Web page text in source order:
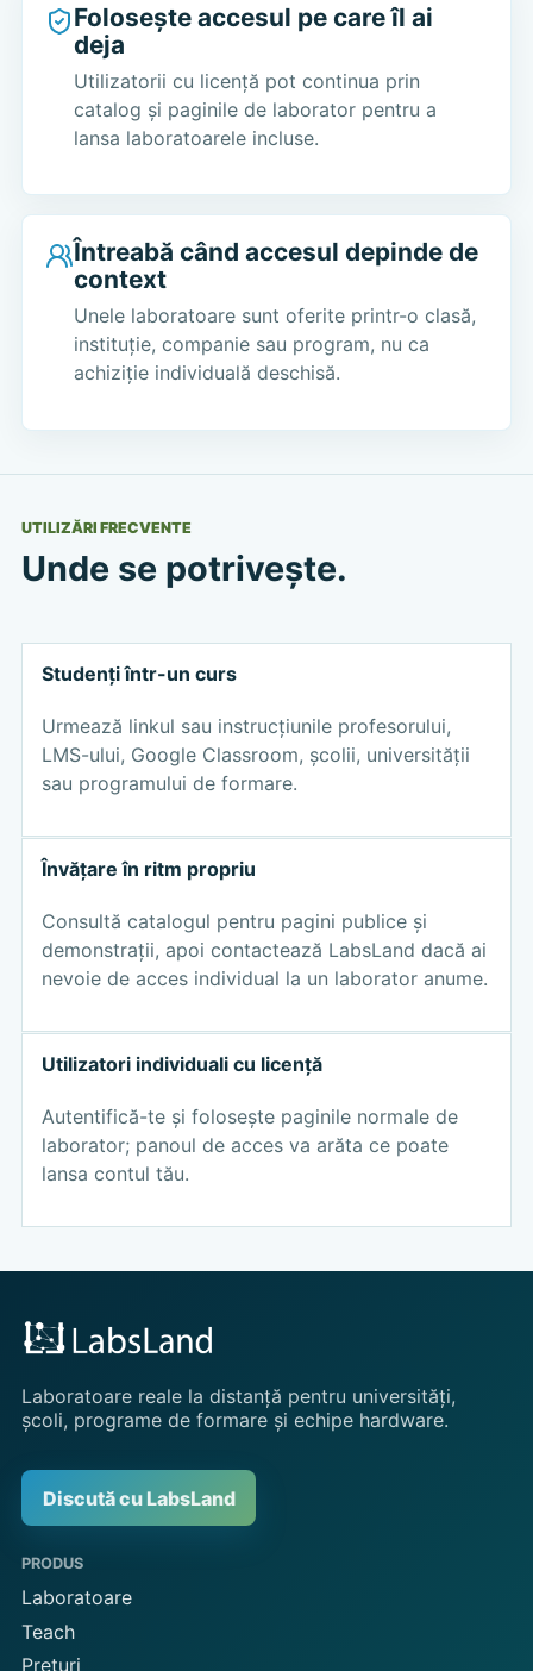
Folosește accesul pe care îl ai
deja
Utilizatorii cu licență pot continua prin
catalog și paginile de laborator pentru a
lansa laboratoarele incluse.
Întreabă când accesul depinde de
context
Unele laboratoare sunt oferite printr-o clasă,
instituție, companie sau program, nu ca
achiziție individuală deschisă.
UTILIZĂRI FRECVENTE
Unde se potrivește.
Studenți într-un curs
Urmează linkul sau instrucțiunile profesorului,
LMS-ului, Google Classroom, școlii, universității
sau programului de formare.
Învățare în ritm propriu
Consultă catalogul pentru pagini publice și
demonstrații, apoi contactează LabsLand dacă ai
nevoie de acces individual la un laborator anume.
Utilizatori individuali cu licență
Autentifică-te și folosește paginile normale de
laborator; panoul de acces va arăta ce poate
lansa contul tău.
Laboratoare reale la distanță pentru universități,
școli, programe de formare și echipe hardware.
Discută cu LabsLand
PRODUS
Laboratoare
Teach
Prețuri